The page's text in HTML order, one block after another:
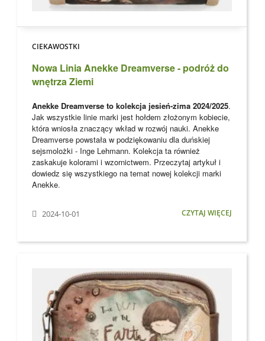
CIEKAWOSTKI
Nowa Linia Anekke Dreamverse - podróż do
wnętrza Ziemi
Anekke Dreamverse to kolekcja jesień-zima 2024/2025.
Jak wszystkie linie marki jest hołdem złożonym kobiecie,
która wniosła znaczący wkład w rozwój nauki. Anekke
Dreamverse powstała w podziękowaniu dla duńskiej
sejsmolożki - Inge Lehmann. Kolekcja ta również
zaskakuje kolorami i wzornictwem. Przeczytaj artykuł i
dowiedz się wszystkiego na temat nowej kolekcji marki
Anekke.
2024-10-01 CZYTAJ WIĘCEJ